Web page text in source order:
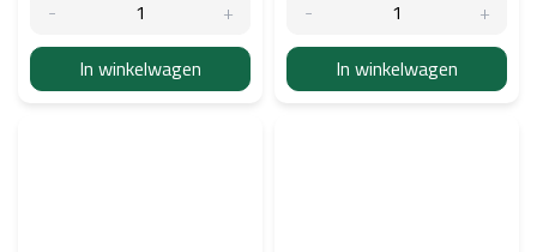
In winkelwagen In winkelwagen